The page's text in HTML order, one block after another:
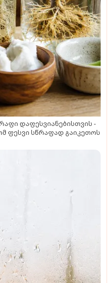
- როგორ შევქმნათ
მარტივად?
დაფესვიანებისთვის -
ფესვი სწრაფად გაიკეთოს